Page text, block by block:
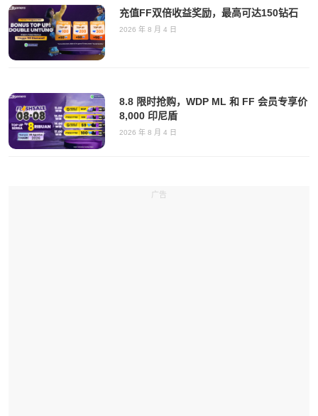
充值FF双倍收益奖励，最高可达150钻石
2026 年 8 月 4 日
8.8 限时抢购，WDP ML 和 FF 会员专享价
8,000 印尼盾
2026 年 8 月 4 日
广告